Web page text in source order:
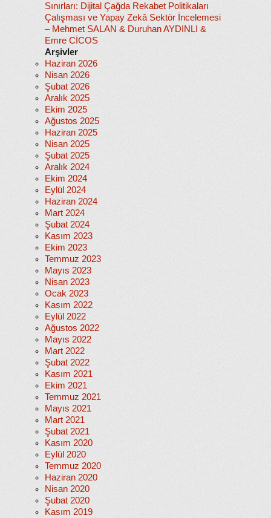
Sınırları: Dijital Çağda Rekabet Politikaları
Çalışması ve Yapay Zekâ Sektör İncelemesi
– Mehmet SALAN & Duruhan AYDINLI &
Emre CİCOS
Arşivler
Haziran 2026
Nisan 2026
Şubat 2026
Aralık 2025
Ekim 2025
Ağustos 2025
Haziran 2025
Nisan 2025
Şubat 2025
Aralık 2024
Ekim 2024
Eylül 2024
Haziran 2024
Mart 2024
Şubat 2024
Kasım 2023
Ekim 2023
Temmuz 2023
Mayıs 2023
Nisan 2023
Ocak 2023
Kasım 2022
Eylül 2022
Ağustos 2022
Mayıs 2022
Mart 2022
Şubat 2022
Kasım 2021
Ekim 2021
Temmuz 2021
Mayıs 2021
Mart 2021
Şubat 2021
Kasım 2020
Eylül 2020
Temmuz 2020
Haziran 2020
Nisan 2020
Şubat 2020
Kasım 2019